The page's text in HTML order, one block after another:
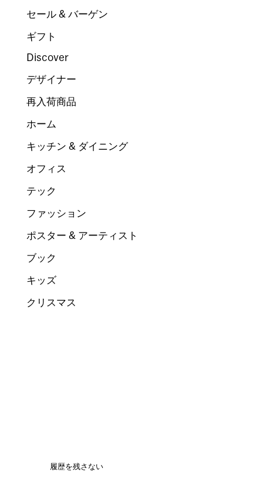
セール & バーゲン
ギフト
Discover
デザイナー
再入荷商品
ホーム
キッチン & ダイニング
オフィス
テック
ファッション
ポスター & アーティスト
ブック
キッズ
クリスマス
履歴を残さない